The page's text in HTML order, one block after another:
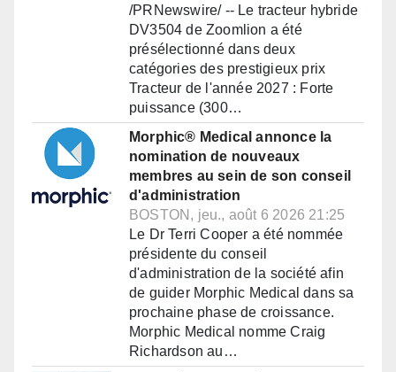
/PRNewswire/ -- Le tracteur hybride
DV3504 de Zoomlion a été
présélectionné dans deux
catégories des prestigieux prix
Tracteur de l'année 2027 : Forte
puissance (300…
Morphic® Medical annonce la
nomination de nouveaux
membres au sein de son conseil
d'administration
BOSTON, jeu., août 6 2026 21:25
Le Dr Terri Cooper a été nommée
présidente du conseil
d'administration de la société afin
de guider Morphic Medical dans sa
prochaine phase de croissance.
Morphic Medical nomme Craig
Richardson au…